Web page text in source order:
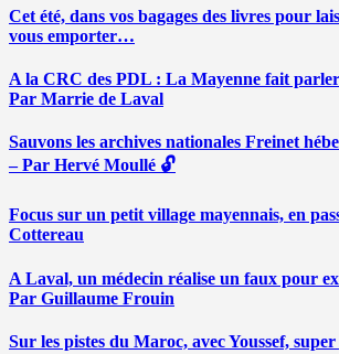
Cet été, dans vos bagages des livres pour
vous emporter…
A la CRC des PDL : La Mayenne fait parler
Par Marrie de Laval
Sauvons les archives nationales Freinet
– Par Hervé Moullé 🔓
Focus sur un petit village mayennais, en
Cottereau
A Laval, un médecin réalise un faux pour
Par Guillaume Frouin
Sur les pistes du Maroc, avec Youssef,